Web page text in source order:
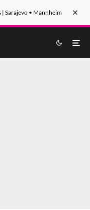
Sarajevo • Mannheim